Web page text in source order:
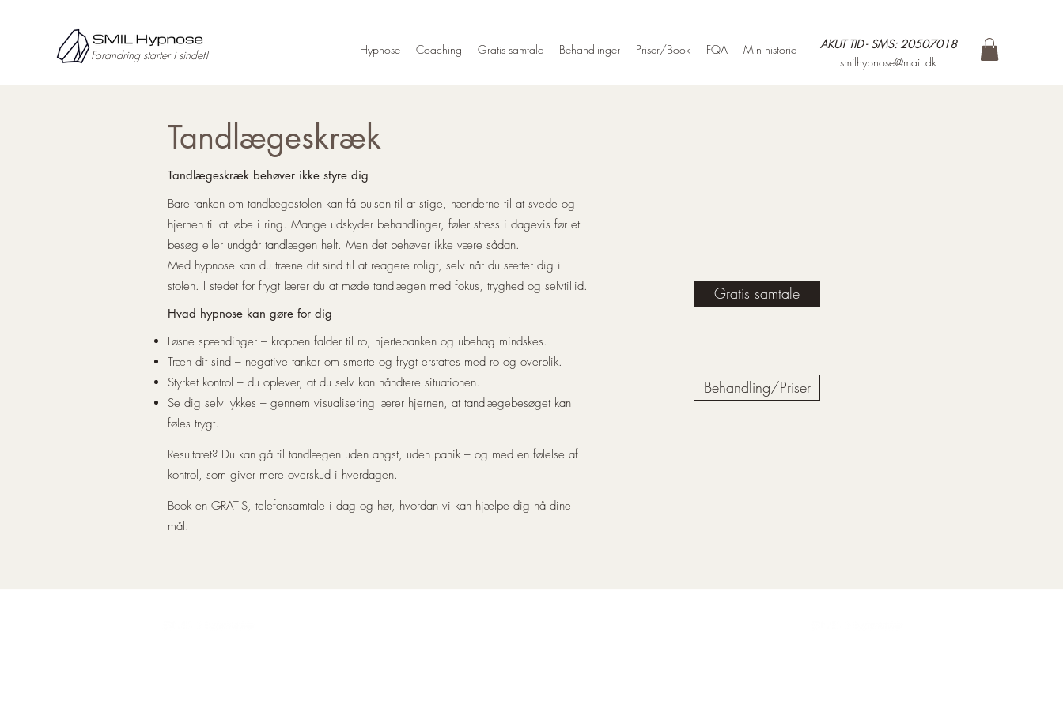
Forandring starter i sindet! Hypnose Coaching Gratis samtale Behandlinger Priser/Book FQA Min historie
AKUT TID - SMS: 20507018
smilhypnose@mail.dk
Tandlægeskræk
Tandlægeskræk behøver ikke styre dig
Bare tanken om tandlægestolen kan få pulsen til at stige, hænderne til at svede og
hjernen til at løbe i ring. Mange udskyder behandlinger, føler stress i dagevis før et
besøg eller undgår tandlægen helt. Men det behøver ikke være sådan.
Med hypnose kan du træne dit sind til at reagere roligt, selv når du sætter dig i
stolen. I stedet for frygt lærer du at møde tandlægen med fokus, tryghed og selvtillid.
Hvad hypnose kan gøre for dig
Løsne spændinger – kroppen falder til ro, hjertebanken og ubehag mindskes.
Træn dit sind – negative tanker om smerte og frygt erstattes med ro og overblik.
Styrket kontrol – du oplever, at du selv kan håndtere situationen.
Se dig selv lykkes – gennem visualisering lærer hjernen, at tandlægebesøget kan
føles trygt.
Resultatet? Du kan gå til tandlægen uden angst, uden panik – og med en følelse af
kontrol, som giver mere overskud i hverdagen.
Book en GRATIS, telefonsamtale i dag og hør, hvordan vi kan hjælpe dig nå dine
mål.
Gratis samtale
Behandling/Priser